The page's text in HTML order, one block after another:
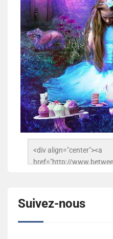
<div align="center"><a
href="http://
503716673157532-
alt="Between D&R"
</div>
Suivez-nous